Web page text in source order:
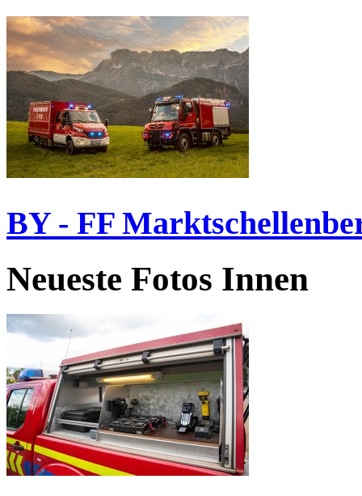
BY - FF
Neueste Fotos Innen